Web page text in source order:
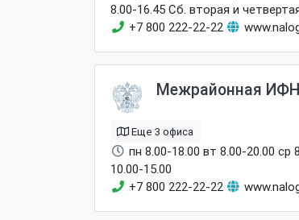
8.00-16.45 Сб. вторая и
+7 800 222-22-22
Межрайонная
Еще 3 офиса
пн 8.00-18.00 вт 8.00-20.00
10.00-15.00
+7 800 222-22-22